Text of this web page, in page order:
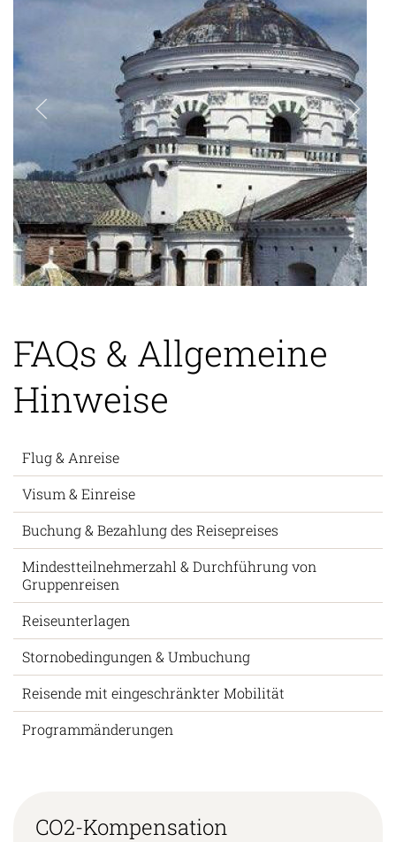
FAQs & Allgemeine
Flug & Anreise
Visum & Einreise
Buchung & Bezahlung des Reisepreises
Mindestteilnehmerzahl & Durchführung von
Gruppenreisen
Reiseunterlagen
Stornobedingungen & Umbuchung
Reisende mit eingeschränkter Mobilität